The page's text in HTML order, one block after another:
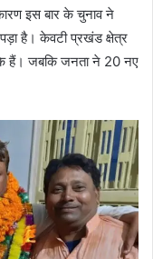
इस बार के चुनाव ने
पड़ा है। केवटी प्रखंड क्षेत्र
हैं। जबकि जनता ने 20 नए